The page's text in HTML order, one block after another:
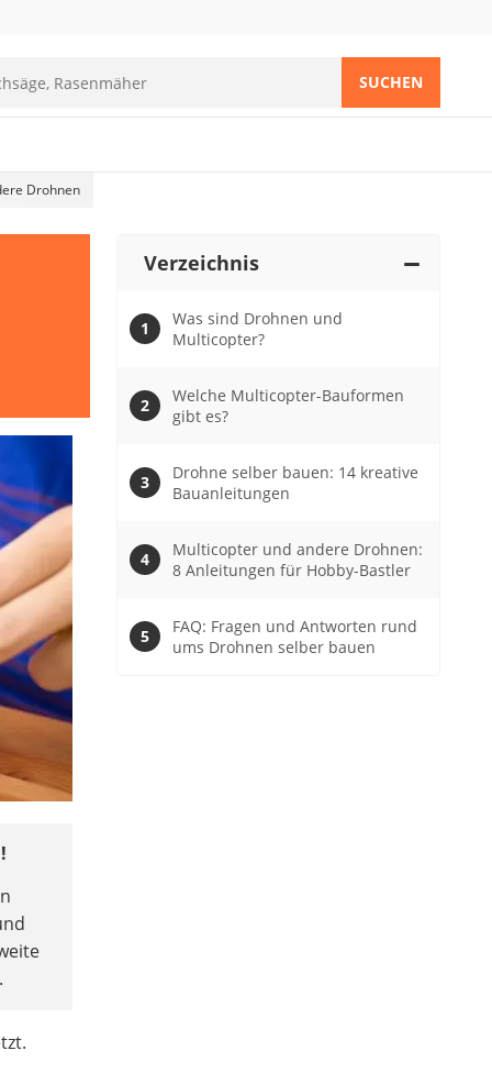
SUCHEN
Drohnen
Verzeichnis
Was sind Drohnen und
Multicopter?
Welche Multicopter-Bauformen
gibt es?
Drohne selber bauen: 14 kreative
Bauanleitungen
Multicopter und andere Drohnen:
8 Anleitungen für Hobby-Bastler
FAQ: Fragen und Antworten rund
ums Drohnen selber bauen